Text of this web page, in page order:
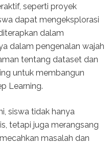
seperti proyek
dapat mengeksplorasi
dalam
dalam pengenalan wajah
tentang dataset dan
untuk membangun
Learning.
siswa tidak hanya
tetapi juga merangsang
masalah dan